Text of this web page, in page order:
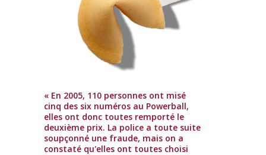
« En 2005, 110 personnes ont misé
cinq des six numéros au Powerball,
elles ont donc toutes remporté le
deuxième prix. La police a toute suite
soupçonné une fraude, mais on a
constaté qu'elles ont toutes choisi